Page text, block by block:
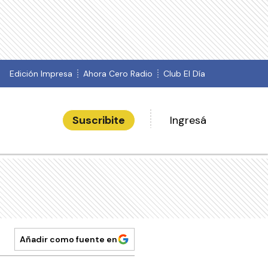
Edición Impresa Ahora Cero Radio Club El Día
Suscribite Ingresá
Añadir como fuente en